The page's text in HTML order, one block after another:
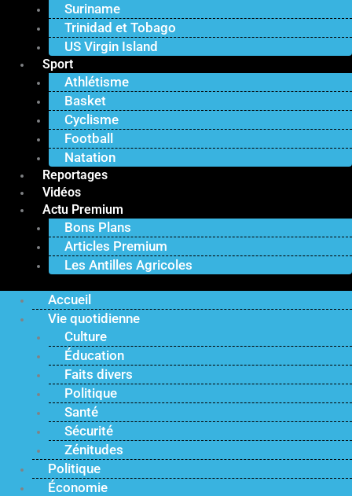
Suriname
Trinidad et Tobago
US Virgin Island
Sport
Athlétisme
Basket
Cyclisme
Football
Natation
Reportages
Vidéos
Actu Premium
Bons Plans
Articles Premium
Les Antilles Agricoles
Accueil
Vie quotidienne
Culture
Éducation
Faits divers
Politique
Santé
Sécurité
Zénitudes
Politique
Économie